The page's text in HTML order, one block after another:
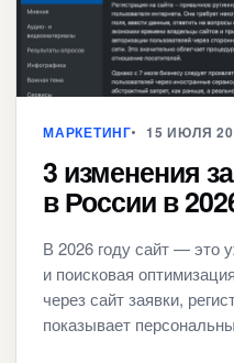
МАРКЕТИНГ 15 ИЮЛЯ
3 изменения
в России в
В 2026 году сайт — это
и поисковая
через сайт заявки,
показывает